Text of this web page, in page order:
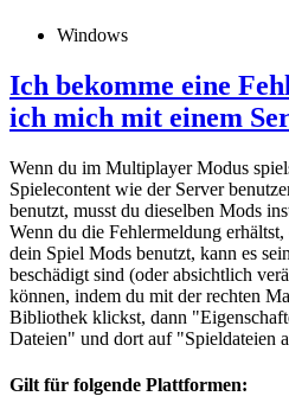
Windows
Ich bekomme eine
ich mich mit einem
Wenn du im Multiplayer Modus
Spielecontent wie der Server
benutzt, musst du dieselben Mods
Wenn du die Fehlermeldung
dein Spiel Mods benutzt, kann es
beschädigt sind (oder absichtlich
können, indem du mit der rechten
Bibliothek klickst, dann
Dateien" und dort auf "Spieldateien
Gilt für folgende Plattformen: